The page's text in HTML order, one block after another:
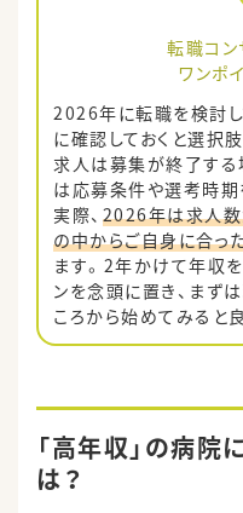
転職コン
ワンポ
2026年に転職を検討
に確認しておくと選択
求人は募集が終了する
は応募条件や選考時期
実際、 2026年は求人数
の中からご自身に合っ
ます。2年かけて年収
ンを念頭に置き、まず
ころから始めてみると良
「高年収」の病
は？